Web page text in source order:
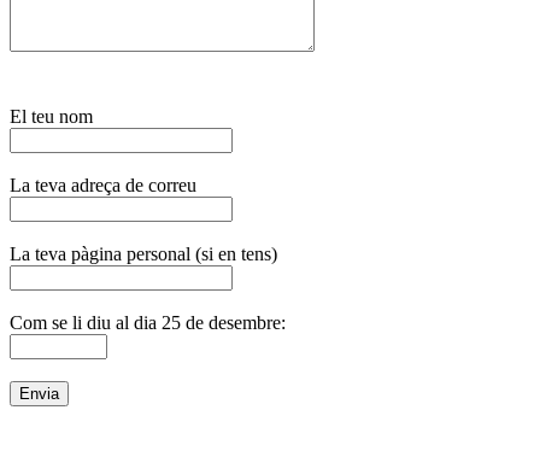
El teu nom
La teva adreça de correu
La teva pàgina personal (si en tens)
Com se li diu al dia 25 de desembre: